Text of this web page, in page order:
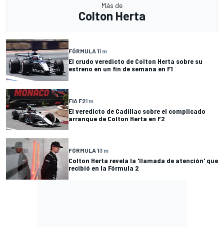
Más de
Colton Herta
FÓRMULA 11 m
El crudo veredicto de Colton Herta sobre su
estreno en un fin de semana en F1
FIA F21 m
El veredicto de Cadillac sobre el complicado
arranque de Colton Herta en F2
FÓRMULA 13 m
Colton Herta revela la 'llamada de atención' que
recibió en la Fórmula 2